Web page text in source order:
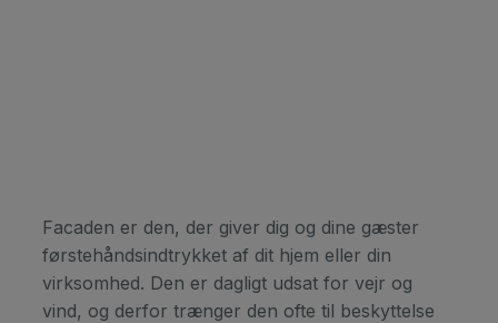
Facaden er den, der giver dig og dine gæster
førstehåndsindtrykket af dit hjem eller din
virksomhed. Den er dagligt udsat for vejr og
vind, og derfor trænger den ofte til beskyttelse